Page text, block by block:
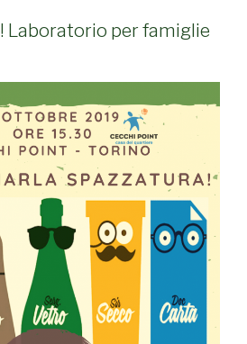
Laboratorio per famiglie